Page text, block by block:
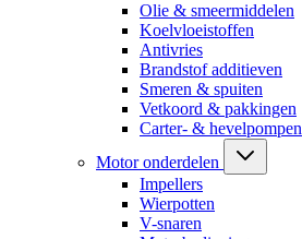
Olie & smeermiddelen
Koelvloeistoffen
Antivries
Brandstof additieven
Smeren & spuiten
Vetkoord & pakkingen
Carter- & hevelpompen
Motor onderdelen
Impellers
Wierpotten
V-snaren